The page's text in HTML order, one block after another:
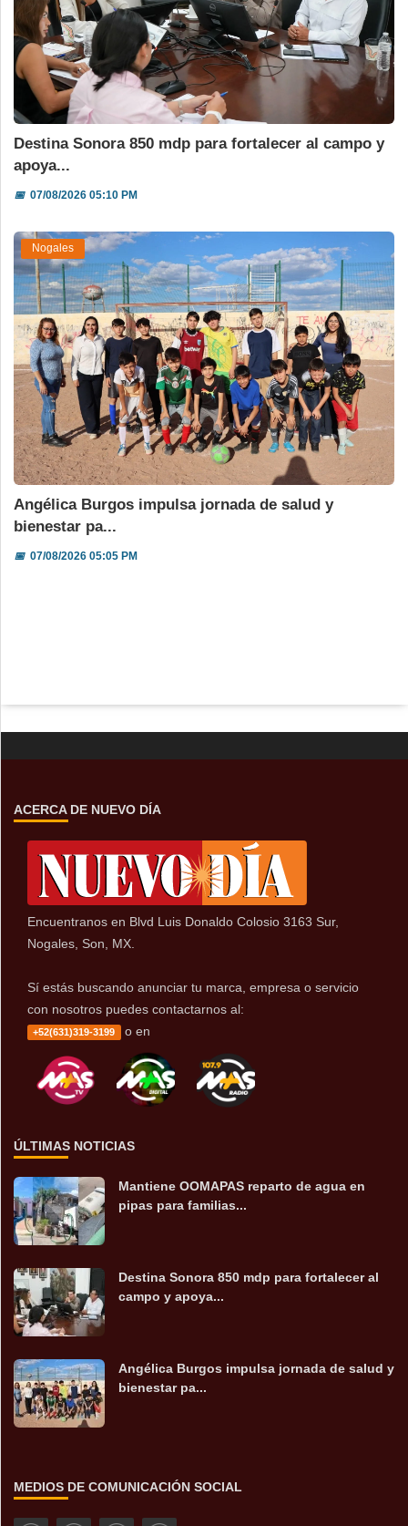
Destina Sonora 850 mdp para fortalecer al campo y
apoya...
📅07/08/2026 05:10 PM
Nogales
Angélica Burgos impulsa jornada de salud y
bienestar pa...
📅07/08/2026 05:05 PM
ACERCA DE NUEVO DÍA
Encuentranos en Blvd Luis Donaldo Colosio 3163 Sur,
Nogales, Son, MX.
Sí estás buscando anunciar tu marca, empresa o servicio
con nosotros puedes contactarnos al:
+52(631)319-3199 o en
ÚLTIMAS NOTICIAS
Mantiene OOMAPAS reparto de agua en
pipas para familias...
Destina Sonora 850 mdp para fortalecer al
campo y apoya...
Angélica Burgos impulsa jornada de salud y
bienestar pa...
MEDIOS DE COMUNICACIÓN SOCIAL